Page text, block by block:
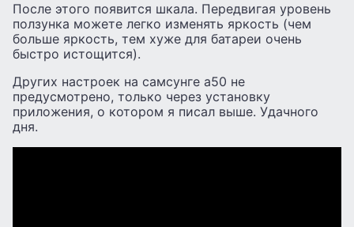
После этого появится шкала. Передвигая уровень
ползунка можете легко изменять яркость (чем
больше яркость, тем хуже для батареи очень
быстро истощится).
Других настроек на самсунге а50 не
предусмотрено, только через установку
приложения, о котором я писал выше. Удачного
дня.